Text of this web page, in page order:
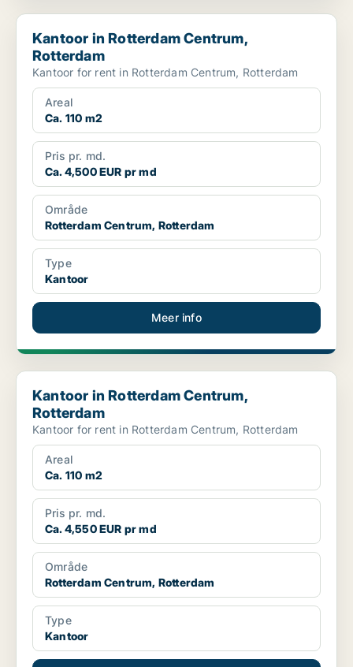
Kantoor in Rotterdam Centrum, Rotterdam
Kantoor in Rotterdam Centrum,
Rotterdam
Kantoor for rent in Rotterdam Centrum, Rotterdam
Areal
Ca. 110 m2
Pris pr. md.
Ca. 4,500 EUR pr md
Område
Rotterdam Centrum, Rotterdam
Type
Kantoor
Meer info
Kantoor in Rotterdam Centrum, Rotterdam
Kantoor in Rotterdam Centrum,
Rotterdam
Kantoor for rent in Rotterdam Centrum, Rotterdam
Areal
Ca. 110 m2
Pris pr. md.
Ca. 4,550 EUR pr md
Område
Rotterdam Centrum, Rotterdam
Type
Kantoor